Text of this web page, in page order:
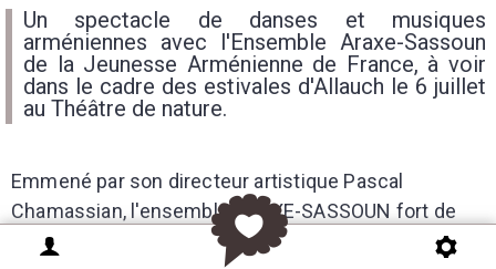
Un spectacle de danses et musiques
arméniennes avec l'Ensemble Araxe-Sassoun
de la Jeunesse Arménienne de France, à voir
dans le cadre des estivales d'Allauch le 6 juillet
au Théâtre de nature.
Emmené par son directeur artistique Pascal
Chamassian, l'ensemble ARAXE-SASSOUN fort de
ses 50 artistes est devenu au fil des décennies, une